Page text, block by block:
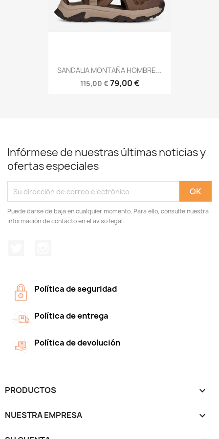
SANDALIA MONTAÑA HOMBRE...
115,00 €79,00 €
Infórmese de nuestras últimas noticias y
ofertas especiales
Puede darse de baja en cualquier momento. Para ello, consulte nuestra
información de contacto en el aviso legal.
Política de seguridad
Política de entrega
Política de devolución
PRODUCTOS 
NUESTRA EMPRESA 